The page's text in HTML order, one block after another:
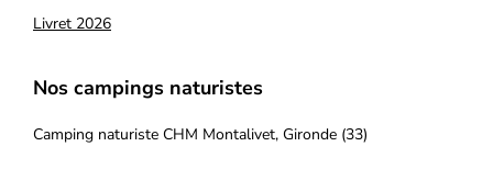
Livret 2026
Nos campings naturistes
Camping naturiste CHM Montalivet, Gironde (33)